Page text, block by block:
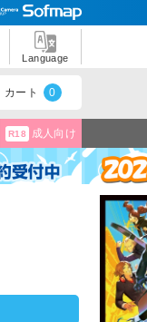
Language
カート 0
R18 成人向け